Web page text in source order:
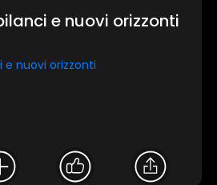
e nuovi orizzonti
e nuovi orizzonti